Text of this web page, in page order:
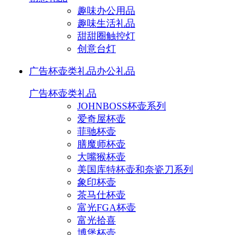
趣味办公用品
趣味生活礼品
甜甜圈触控灯
创意台灯
广告杯壶类礼品办公礼品
广告杯壶类礼品
JOHNBOSS杯壶系列
爱奇屋杯壶
菲驰杯壶
膳魔师杯壶
大嘴猴杯壶
美国库特杯壶和奈瓷刀系列
象印杯壶
茶马仕杯壶
富光FGA杯壶
富光拾喜
博堡杯壶